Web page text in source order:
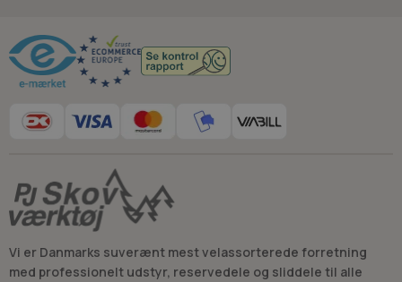
karburatorreservedele
Maskinreference i produktnavnet
Sammenhæng med øvrige dele i brændstof- og
Relaterede dele omkring luft, brændstof og tank
brændstofvejen. Et
Benzinpropperindgår i tankens tæthed og udluftning.
Når disse områder gennemgås samlet, bliver det lettere at
afgrænse, om fejlen ligger i selve karburatoren eller i de
omkringliggende komponenter.
Vi er Danmarks suverænt mest velassorterede forretning
med professionelt udstyr, reservedele og sliddele til alle